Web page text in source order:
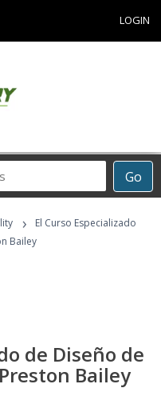
LOGIN
Go
›
El Curso Especializado
Bailey
de Diseño de
Bailey